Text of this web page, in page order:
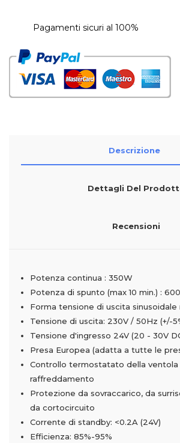
Pagamenti sicuri al 100%
Descrizione
Dettagli Del
Recensioni
Potenza continua : 350W
Potenza di spunto (max 10 min.) :
Forma tensione di uscita
Tensione di uscita: 230V / 50Hz (+/-
Tensione d'ingresso 24V (20 - 30V
Presa Europea (adatta a tutte le
Controllo termostatato della ventola
raffreddamento
Protezione da sovraccarico, da
da cortocircuito
Corrente di standby: <0.2A (24V)
Efficienza: 85%-95%